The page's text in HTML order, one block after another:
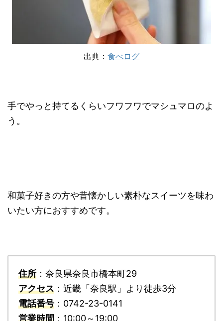
出典： 食べログ
手でやっと持てるくらいフワフワでマシュマロのよ
う。
和菓子好きの方や昔懐かしい素朴なスイーツを味わ
いたい方におすすめです。
住所 ：奈良県奈良市橋本町29
アクセス ：近畿「奈良駅」より徒歩3分
電話番号 ：0742-23-0141
営業時間 ：10:00～19:00